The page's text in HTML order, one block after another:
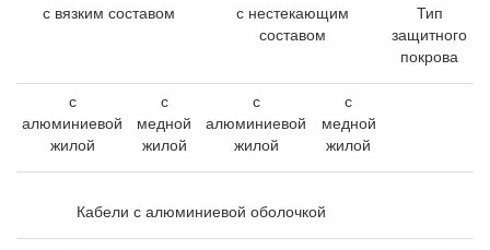
с вязким составом
с нестекающим
составом
Тип
защитного
покрова
с
алюминиевой
жилой
с
медной
жилой
с
алюминиевой
жилой
с
медной
жилой
Кабели с алюминиевой оболочкой